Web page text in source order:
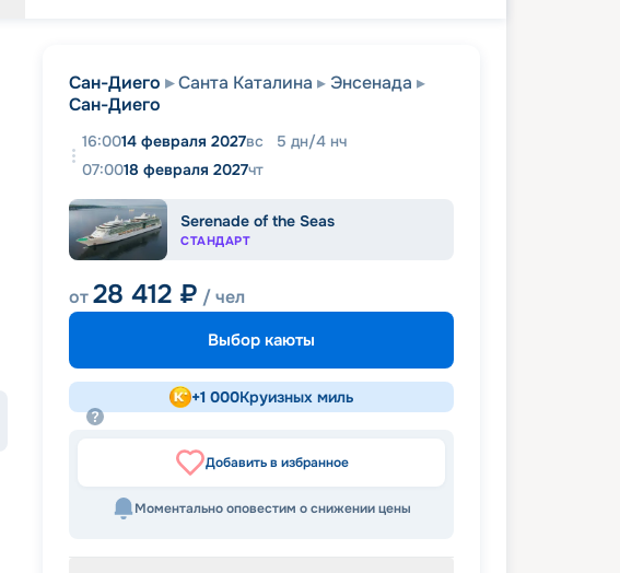
Сан-Диего Санта Каталина
Энсенада
Сан-Диего
16:0014 февраля 2027вс 5 дн/4 нч
07:0018 февраля 2027чт
Serenade of the Seas
СТАНДАРТ
от28 412 ₽ / чел
Выбор каюты
+1 000Круизных миль
Добавить в избранное
Моментально оповестим о снижении цены